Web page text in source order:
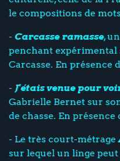
le compositions de
- Carcasse ramasse,
penchant expérimental
Carcasse. En présence
- J'étais venue pour
Gabrielle Bernet sur
de chasse. En
- Le très court-métrage
sur lequel un linge